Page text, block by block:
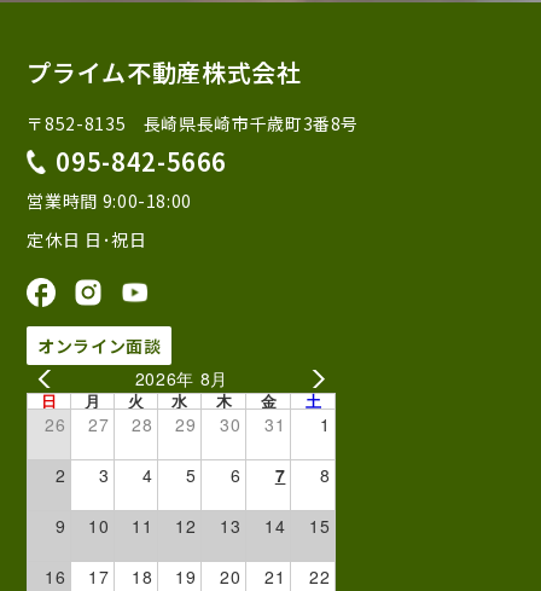
プライム不動産株式会社
〒852-8135 長崎県長崎市千歳町3番8号
095-842-5666
営業時間 9:00-18:00
定休日 日･祝日
オンライン面談
2026年 8月
日 月 火 水 木 金 土
26 27 28 29 30 31 1
2 3 4 5 6 7 8
9 10 11 12 13 14 15
16 17 18 19 20 21 22